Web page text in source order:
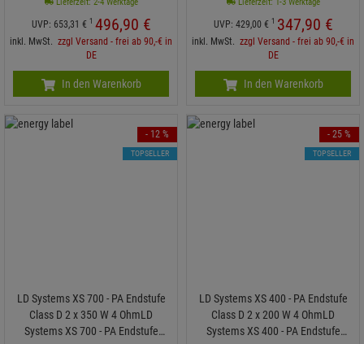
UVP: 653,31 € 1 496,90 €
inkl. MwSt. zzgl Versand - frei ab 90,-€ in
DE
In den Warenkorb
UVP: 429,00 € 1 347,90 €
inkl. MwSt. zzgl Versand - frei ab 90,-€ in
DE
In den Warenkorb
LD Systems XS 700 - PA Endstufe
Class D 2 x 350 W 4 OhmLD
Systems XS 700 - PA Endstufe
- 12 %
TOPSELLER
LD Systems XS 400 - PA Endstufe
Class D 2 x 200 W 4 OhmLD
Systems XS 400 - PA Endstufe
- 25 %
TOPSELLER